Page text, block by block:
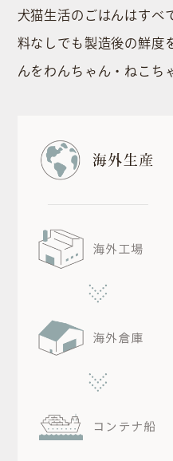
私たちについて
IR情報
⽝猫⽣活のごはんはすべ
料なしでも製造後の鮮度
んをわんちゃん・ねこち